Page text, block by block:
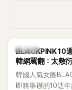
K-POP
BLACKPINK 10
韓網罵翻：太敷衍
韓國人氣女團
即將舉辦的10週